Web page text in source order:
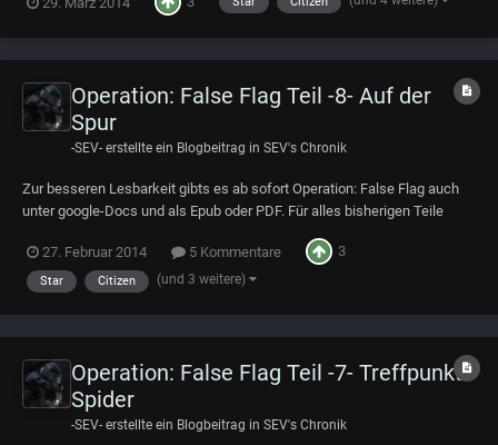
Agent Pexton verantwortlich sind identifiziert. Es handelt sich dabei um
Operation: False Flag Teil -8- Auf der
Spur
-SEV- erstellte ein Blogbeitrag in SEV's Chronik
Zur besseren Lesbarkeit gibts es ab sofort Operation: False Flag auch
unter google-Docs und als Epub oder PDF. Für alles bisherigen Teile
PDF ----------------- Teil - 8 Auf der Spur Terra Gazette News Flash Der
andauernd...
27. Februar 2014 5 Kommentare 3
Star Citizen (und 3 weitere)
Operation: False Flag Teil -7- Treffpunkt
Spider
-SEV- erstellte ein Blogbeitrag in SEV's Chronik